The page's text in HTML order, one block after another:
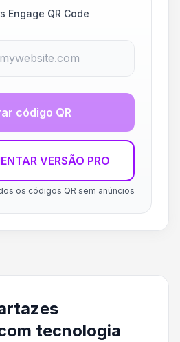
Engage QR Code
código QR
VERSÃO PRO
os códigos QR sem anúncios
tecnologia